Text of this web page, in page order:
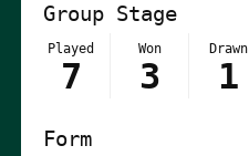
Group Stage
Played
7
Won
3
Drawn
1
Form